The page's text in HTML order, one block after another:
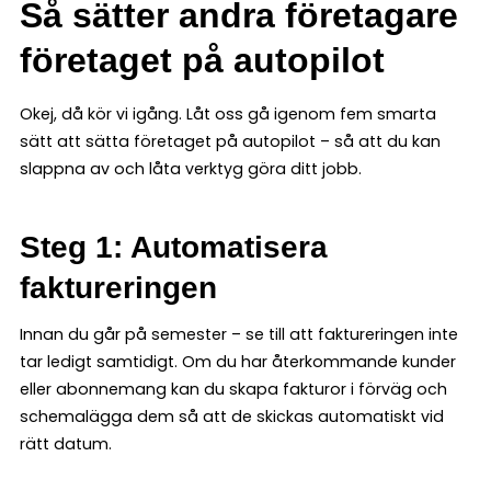
Så sätter andra företagare
företaget på autopilot
Okej, då kör vi igång. Låt oss gå igenom fem smarta
sätt att sätta företaget på autopilot – så att du kan
slappna av och låta verktyg göra ditt jobb.
Steg 1: Automatisera
faktureringen
Innan du går på semester – se till att faktureringen inte
tar ledigt samtidigt. Om du har återkommande kunder
eller abonnemang kan du skapa fakturor i förväg och
schemalägga dem så att de skickas automatiskt vid
rätt datum.